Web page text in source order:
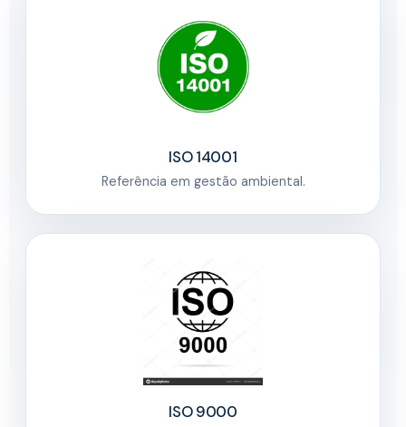
ISO 14001
Referência em gestão ambiental.
ISO 9000